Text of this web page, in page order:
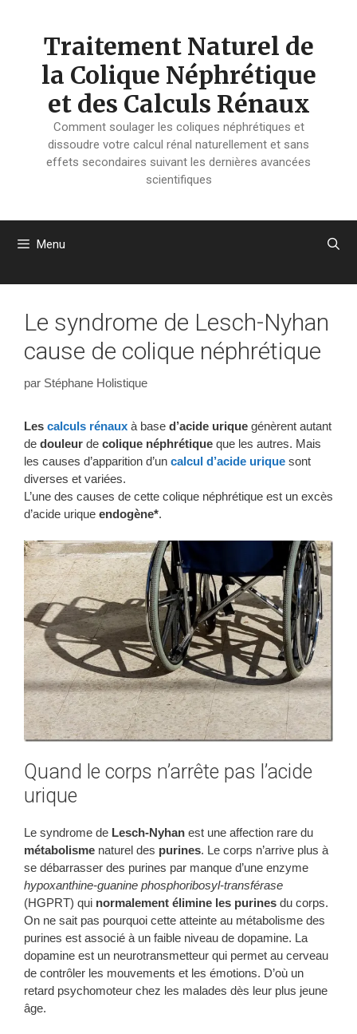
Traitement Naturel de
la Colique Néphrétique
et des Calculs Rénaux
Comment soulager les coliques néphrétiques et
dissoudre votre calcul rénal naturellement et sans
effets secondaires suivant les dernières avancées
scientifiques
Menu
Le syndrome de Lesch-Nyhan
cause de colique néphrétique
par Stéphane Holistique
Les calculs rénaux à base d’acide urique génèrent autant
de douleur de colique néphrétique que les autres. Mais
les causes d’apparition d’un calcul d’acide urique sont
diverses et variées.
L’une des causes de cette colique néphrétique est un excès
d’acide urique endogène*.
Quand le corps n’arrête pas l’acide
urique
Le syndrome de Lesch-Nyhan est une affection rare du
métabolisme naturel des purines. Le corps n’arrive plus à
se débarrasser des purines par manque d’une enzyme
hypoxanthine-guanine phosphoribosyl-transférase
(HGPRT) qui normalement élimine les purines du corps.
On ne sait pas pourquoi cette atteinte au métabolisme des
purines est associé à un faible niveau de dopamine. La
dopamine est un neurotransmetteur qui permet au cerveau
de contrôler les mouvements et les émotions. D’où un
retard psychomoteur chez les malades dès leur plus jeune
âge.